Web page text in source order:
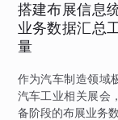
搭建布展信息
业务数据汇总
量
作为汽车制造领域
汽车工业相关展会
备阶段的布展业务数